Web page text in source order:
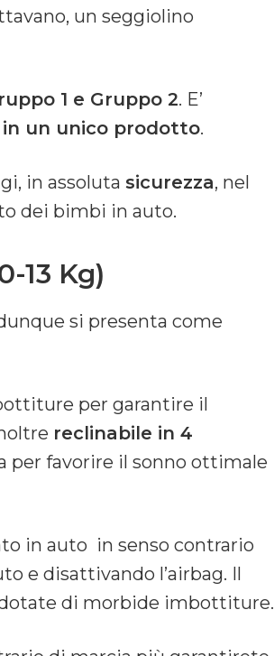
un seggiolino
1 e Gruppo 2. E’
in un unico prodotto.
in assoluta sicurezza, nel
dei bimbi in auto.
13 Kg)
si presenta come
per garantire il
reclinabile in 4
per favorire il sonno ottimale
in auto in senso contrario
e disattivando l’airbag. Il
di morbide imbottiture.